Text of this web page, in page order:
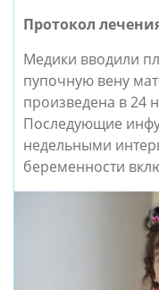
Протокол
Медики вводили
пупочную вену
произведена в 24
Последующие
недельными
беременности